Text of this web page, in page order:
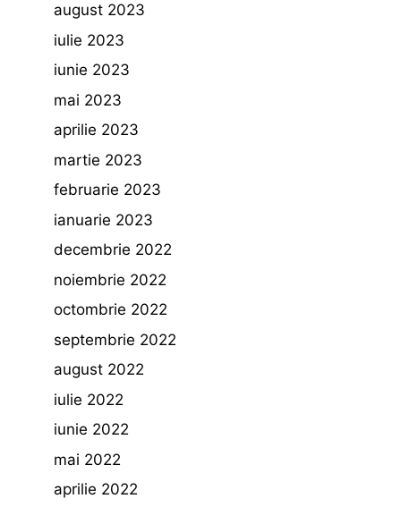
august 2023
iulie 2023
iunie 2023
mai 2023
aprilie 2023
martie 2023
februarie 2023
ianuarie 2023
decembrie 2022
noiembrie 2022
octombrie 2022
septembrie 2022
august 2022
iulie 2022
iunie 2022
mai 2022
aprilie 2022